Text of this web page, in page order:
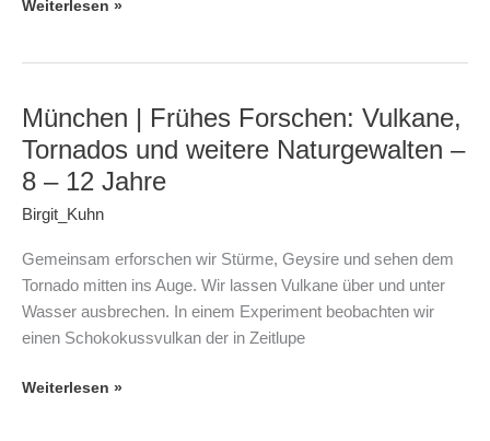
die
voller
Fantasie
und
Inspiration!
10
Jahre
Weiterlesen »
München | Frühes Forschen: Vulkane,
Tornados und weitere Naturgewalten –
8 – 12 Jahre
Birgit_Kuhn
Gemeinsam erforschen wir Stürme, Geysire und sehen dem
Tornado mitten ins Auge. Wir lassen Vulkane über und unter
Wasser ausbrechen. In einem Experiment beobachten wir
einen Schokokussvulkan der in Zeitlupe
München
|
Frühes
Forschen:
Vulkane,
8
Weiterlesen »